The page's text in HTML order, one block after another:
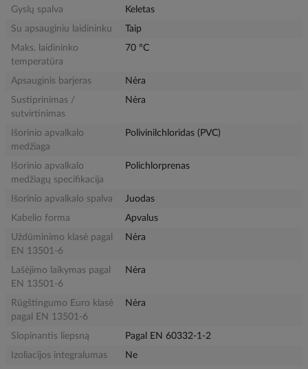
Gyslų spalva
Keletas
Su apsauginiu laidininku
Taip
Maks. laidininko
temperatūra
70 °C
Apsauginis barjeras
Nėra
Sustiprinimas /
sutvirtinimas
Nėra
Išorinio apvalkalo
medžiaga
Polivinilchloridas (PVC)
Išorinio apvalkalo
medžiagų specifikacija
Polichlorprenas
Išorinio apvalkalo spalva
Juodas
Kabelio forma
Apvalus
Uždūminimo klasė pagal
EN 13501-6
Nėra
Lašėjimo laikymas pagal
EN 13501-6
Nėra
Rūgštingumo Euro klasė
pagal EN 13501-6
Nėra
Slopinantis liepsną
Pagal EN 60332-1-2
Izoliacijos integralumas
Ne